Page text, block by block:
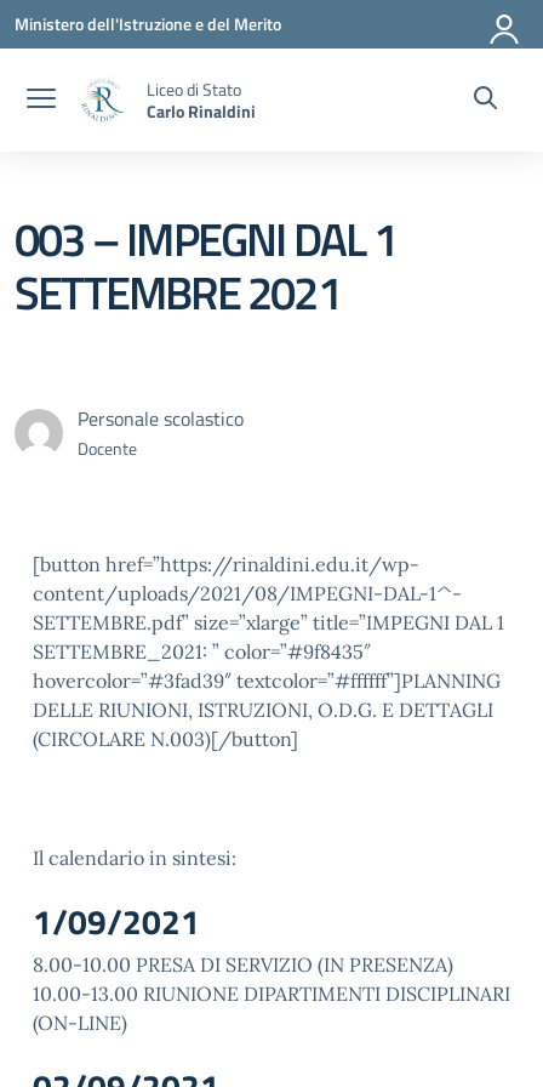
Vai ai contenuti
Vai al menu di navigazione
Vai al footer
Ministero dell'Istruzione e del Merito
Liceo di Stato
Carlo Rinaldini
003 – IMPEGNI DAL 1
SETTEMBRE 2021
Personale scolastico
Docente
[button href=”https://rinaldini.edu.it/wp-
content/uploads/2021/08/IMPEGNI-DAL-1^-
SETTEMBRE.pdf” size=”xlarge” title=”IMPEGNI DAL 1
SETTEMBRE_2021: ” color=”#9f8435″
hovercolor=”#3fad39″ textcolor=”#ffffff”]PLANNING
DELLE RIUNIONI, ISTRUZIONI, O.D.G. E DETTAGLI
(CIRCOLARE N.003)[/button]
Il calendario in sintesi:
1/09/2021
8.00-10.00 PRESA DI SERVIZIO (IN PRESENZA)
10.00-13.00 RIUNIONE DIPARTIMENTI DISCIPLINARI
(ON-LINE)